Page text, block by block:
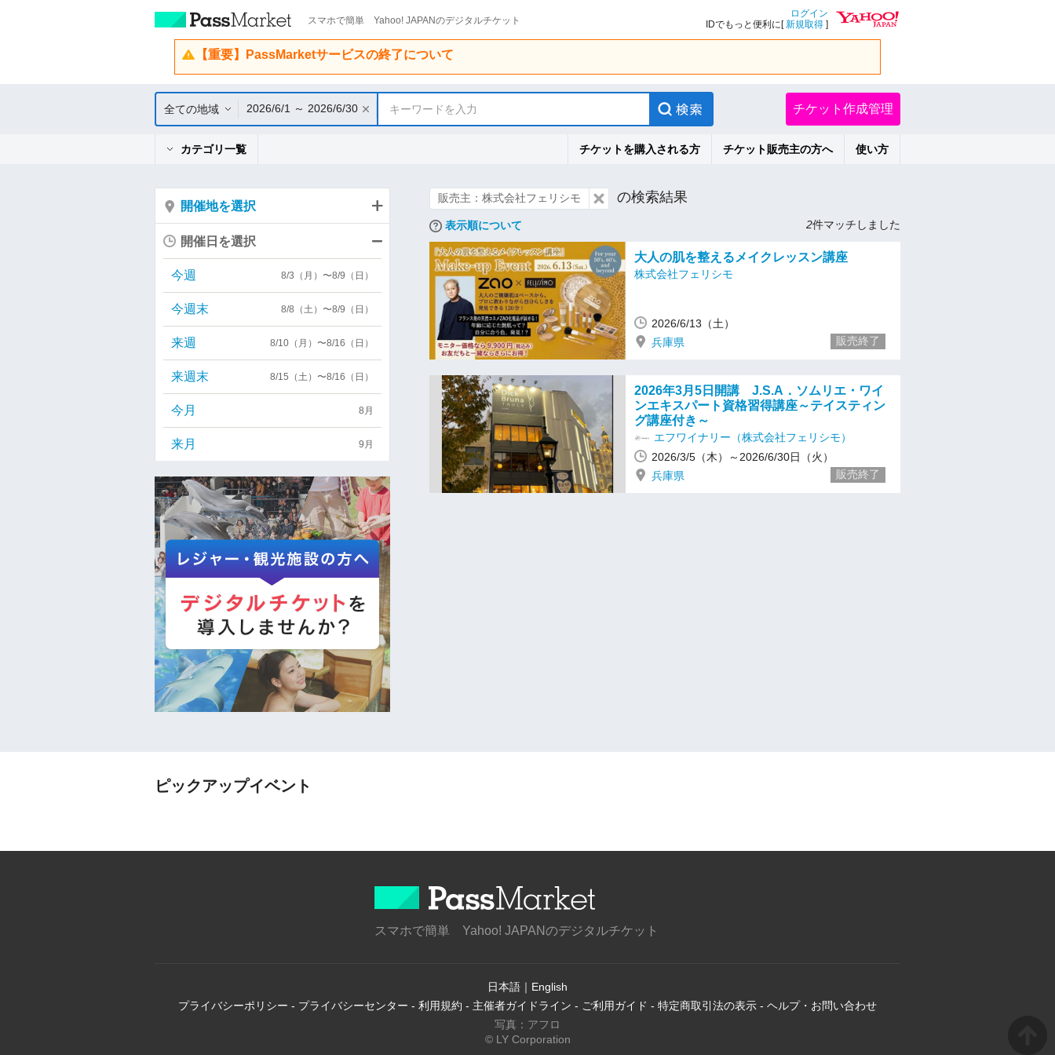
スマホで簡単 Yahoo! JAPANのデジタルチケット
ログイン
IDでもっと便利に[新規取得 ]
【重要】PassMarketサービスの終了について
全ての地域 2026/6/1 ～ 2026/6/30 キーワードを入力 チケット作成管理
カテゴリ一覧 チケットを購入される方 チケット販売主の方へ 使い方
販売主：株式会社フェリシモ の検索結果
表示順について 2件マッチしました
大人の肌を整えるメイクレッスン講座
株式会社フェリシモ
2026/6/13（土）
兵庫県
販売終了
2026年3月5日開講 J.S.A．ソムリエ・ワイ
ンエキスパート資格習得講座～テイスティン
グ講座付き～
エフワイナリー（株式会社フェリシモ）
2026/3/5（木）～2026/6/30日（火）
兵庫県
販売終了
開催地を選択
開催日を選択
今週 8/3（月）〜8/9（日）
今週末 8/8（土）〜8/9（日）
来週 8/10（月）〜8/16（日）
来週末 8/15（土）〜8/16（日）
今月 8月
来月 9月
ピックアップイベント
スマホで簡単 Yahoo! JAPANのデジタルチケット
日本語 ｜ English
プライバシーポリシー - プライバシーセンター - 利用規約 - 主催者ガイドライン - ご利用ガイド - 特定商取引法の表示 - ヘルプ・お問い合わせ
写真：アフロ
© LY Corporation